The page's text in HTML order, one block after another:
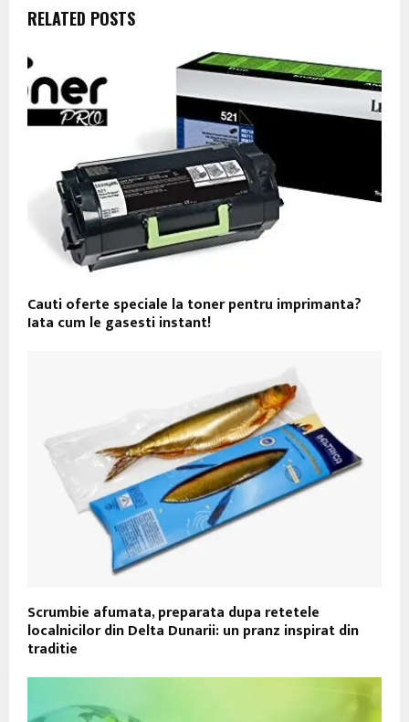
RELATED POSTS
Cauti oferte speciale la toner pentru imprimanta?
Iata cum le gasesti instant!
Scrumbie afumata, preparata dupa retetele
localnicilor din Delta Dunarii: un pranz inspirat din
traditie